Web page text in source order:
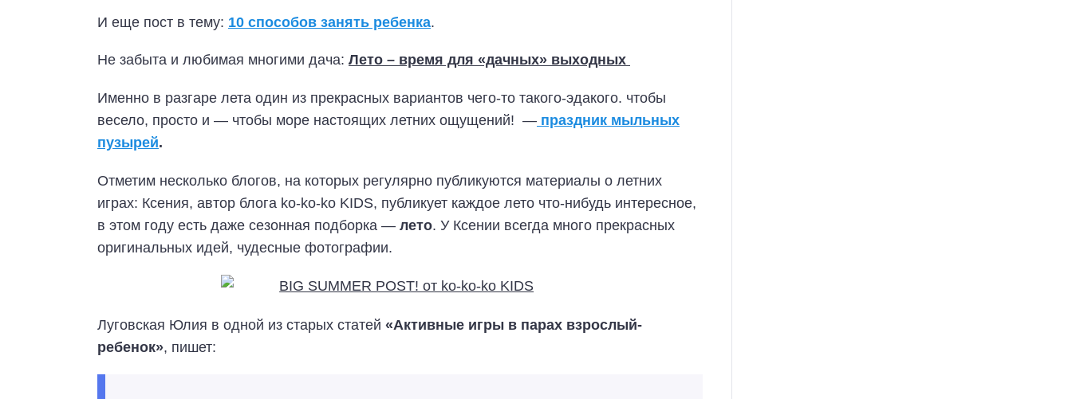
И еще пост в тему: 10 способов занять ребенка.
Не забыта и любимая многими дача: Лето – время для «дачных» выходных
Именно в разгаре лета один из прекрасных вариантов чего-то такого-эдакого. чтобы
весело, просто и — чтобы море настоящих летних ощущений! — праздник мыльных
пузырей.
Отметим несколько блогов, на которых регулярно публикуются материалы о летних
играх: Ксения, автор блога ko-ko-ko KIDS, публикует каждое лето что-нибудь интересное,
в этом году есть даже сезонная подборка — лето. У Ксении всегда много прекрасных
оригинальных идей, чудесные фотографии.
Луговская Юлия в одной из старых статей «Активные игры в парах взрослый-
ребенок», пишет: